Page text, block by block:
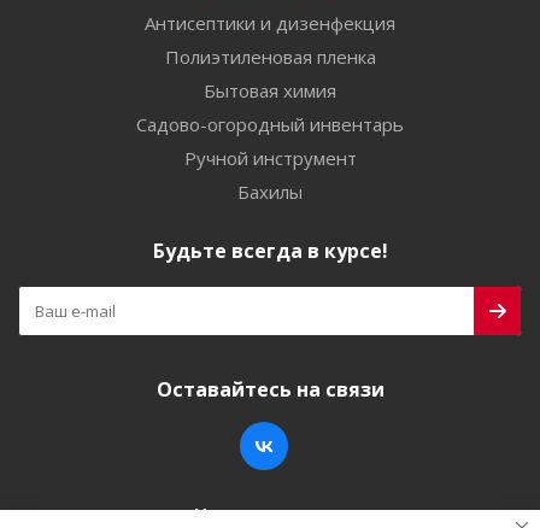
Антисептики и дизенфекция
Полиэтиленовая пленка
Бытовая химия
Садово-огородный инвентарь
Ручной инструмент
Бахилы
Будьте всегда в курсе!
Оставайтесь на связи
Наши контакты